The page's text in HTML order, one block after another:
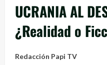
UCRANIA AL
¿Realidad o
Redacción Papi TV